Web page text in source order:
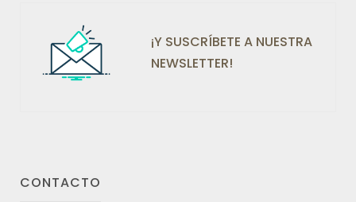
¡Y SUSCRÍBETE A NUESTRA
NEWSLETTER!
CONTACTO